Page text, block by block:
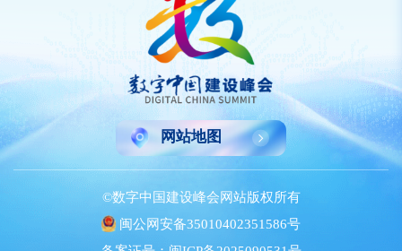
网站地图
©数字中国建设峰会网站版权所有
闽公网安备35010402351586号